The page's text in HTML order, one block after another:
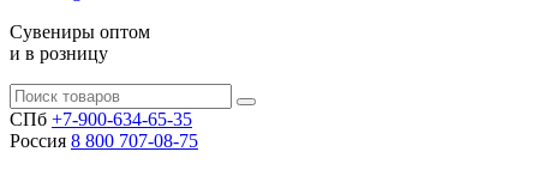
Сувениры оптом
и в розницу
СПб +7-900-634-65-35
Россия 8 800 707-08-75